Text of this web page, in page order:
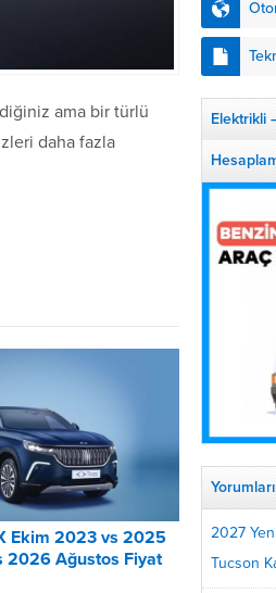
ama bir türlü
daha fazla
Ekim 2023 vs 2025
2026 Ağustos Fiyat
Elektrikli
2027
Tucson